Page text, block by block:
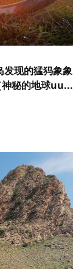
发现的猛犸象象
秘的地球uu...